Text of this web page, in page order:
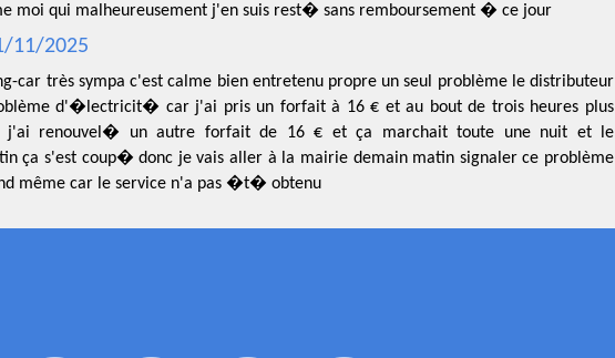
moi qui malheureusement j'en suis rest� sans remboursement � ce jour
11/2025
car très sympa c'est calme bien entretenu propre un seul problème le distributeur
d'�lectricit� car j'ai pris un forfait à 16 € et au bout de trois heures plus
renouvel� un autre forfait de 16 € et ça marchait toute une nuit et le
ça s'est coup� donc je vais aller à la mairie demain matin signaler ce problème
même car le service n'a pas �t� obtenu